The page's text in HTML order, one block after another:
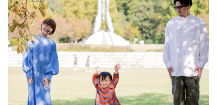
カラーリスト フロント・レセプション
ヘアメイク・美容部員 アイリスト
ネイリスト エステティシャン
講師・インストラクター 営業・販売スタッフ・その他
雇用形態